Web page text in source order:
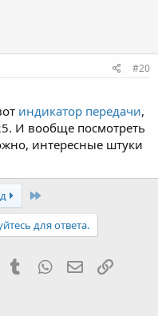
#20
индикатор передачи,
И вообще посмотреть
интересные штуки
Last
для ответа.
PinterestTumblr WhatsApp Ссылка